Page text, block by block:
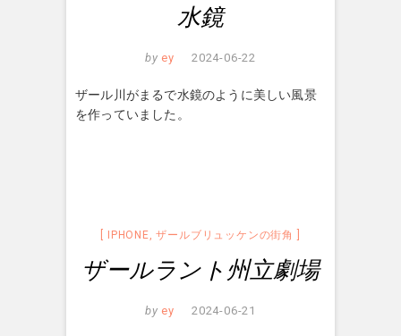
水鏡
by ey 2024-06-22
ザール川がまるで水鏡のように美しい風景
を作っていました。
IPHONE,ザールブリュッケンの街角
ザールラント州立劇場
by ey 2024-06-21